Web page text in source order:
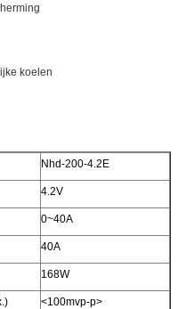
koelen
Nhd-200-4.2E
4.2V
0~40A
40A
168W
<100mvp-p>